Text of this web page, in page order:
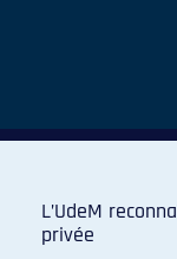
L’UdeM
privée